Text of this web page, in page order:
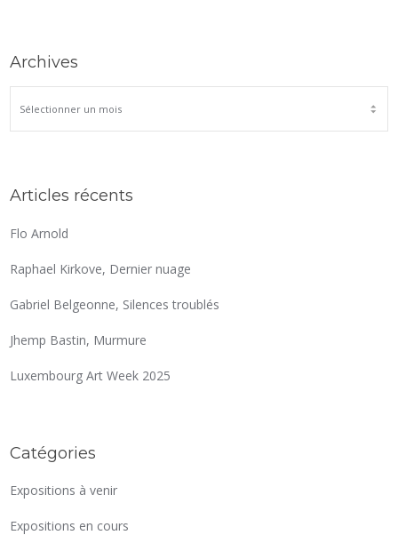
Archives
ARCHIVES
Articles récents
Flo Arnold
Raphael Kirkove, Dernier nuage
Gabriel Belgeonne, Silences troublés
Jhemp Bastin, Murmure
Luxembourg Art Week 2025
Catégories
Expositions à venir
Expositions en cours